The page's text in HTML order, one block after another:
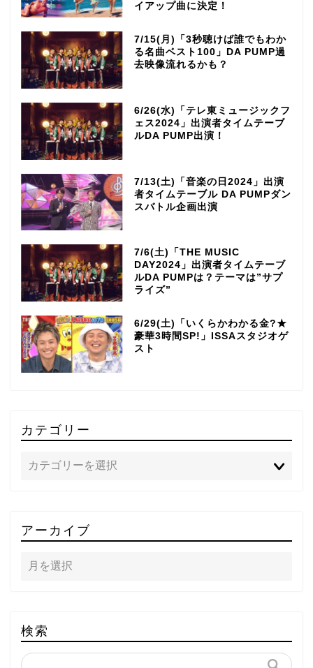
イアップ曲に決定！
7/15(月)「3秒聴けば誰でもわか
る名曲ベスト100」DA PUMP過
去映像流れるかも？
6/26(水)「テレ東ミュージックフ
ェス2024」出演者タイムテーブ
ルDA PUMP出演！
7/13(土)「音楽の日2024」出演
者タイムテーブル DA PUMPダン
スバトル企画出演
7/6(土)「THE MUSIC
DAY2024」出演者タイムテーブ
ルDA PUMPは？テーマは”サプ
ライズ”
6/29(土)「いくらかわかる金?★
豪華3時間SP!」ISSAスタジオゲ
スト
カテゴリー
アーカイブ
検索
～DA PUMP YORIの晴れ
ばれラジオ～